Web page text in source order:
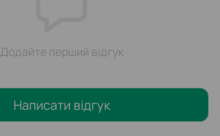
Додайте перший відгук
Написати відгук